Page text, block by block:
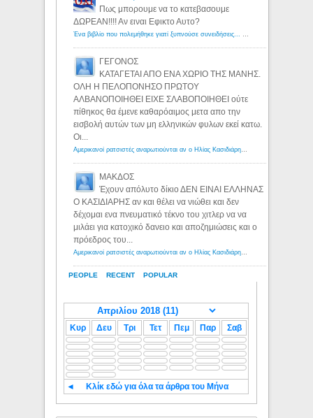
PEOPLE RECENT POPULAR
Πως μπορουμε να το κατεβασουμε
ΔΩΡΕΑΝ!!!! Αν ειναι Εφικτο Αυτο?
Ένα βιβλίο που πολεμήθηκε γιατί ξυπνούσε συνειδήσεις... - Λόγιος Ερμής | Η γνώση ξεκινάει με την αναζήτηση...
ΓΕΓΟΝΟΣ
ΚΑΤΑΓΕΤΑΙ ΑΠΟ ΕΝΑ ΧΩΡΙΟ ΤΗΣ ΜΑΝΗΣ.
ΟΛΗ Η ΠΕΛΟΠΟΝΗΣΟ ΠΡΩΤΟΥ
ΑΛΒΑΝΟΠΟΙΗΘΕΙ ΕΙΧΕ ΣΛΑΒΟΠΟΙΗΘΕΙ ούτε
πίθηκος θα έμενε καθαρόαιμος μετα απο την
εισβολή αυτών των μη ελληνικών φυλων εκεί κατω.
Οι...
Αμερικανοί ρατσιστές αναρωτιούνται αν ο Ηλίας Κασιδιάρης ανήκει στη λευκή φυλή... - Λόγιος Ερμής
ΜΑΚΔΟΣ
Έχουν απόλυτο δίκιο ΔΕΝ ΕΙΝΑΙ ΕΛΛΗΝΑΣ
Ο ΚΑΣΙΔΙΑΡΗΣ αν και θέλει να νιώθει και δεν
δέχομαι ενα πνευματικό τέκνο του χιτλερ να να
μιλάει για κατοχικό δανειο και αποζημιώσεις και ο
πρόεδρος του...
Αμερικανοί ρατσιστές αναρωτιούνται αν ο Ηλίας Κασιδιάρης ανήκει στη λευκή φυλή... - Λόγιος Ερμής
Κυρ Δευ Τρι Τετ Πεμ Παρ Σαβ
◄ Κλίκ εδώ για όλα τα άρθρα του Μήνα